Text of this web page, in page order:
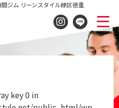
ジム リーンスタイル緑区徳重
key 0 in